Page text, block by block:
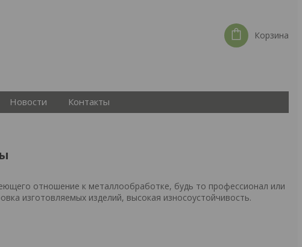
Корзина
Новости Контакты
отношение к металлообработке, будь то профессионал или
изготовляемых изделий, высокая износоустойчивость.